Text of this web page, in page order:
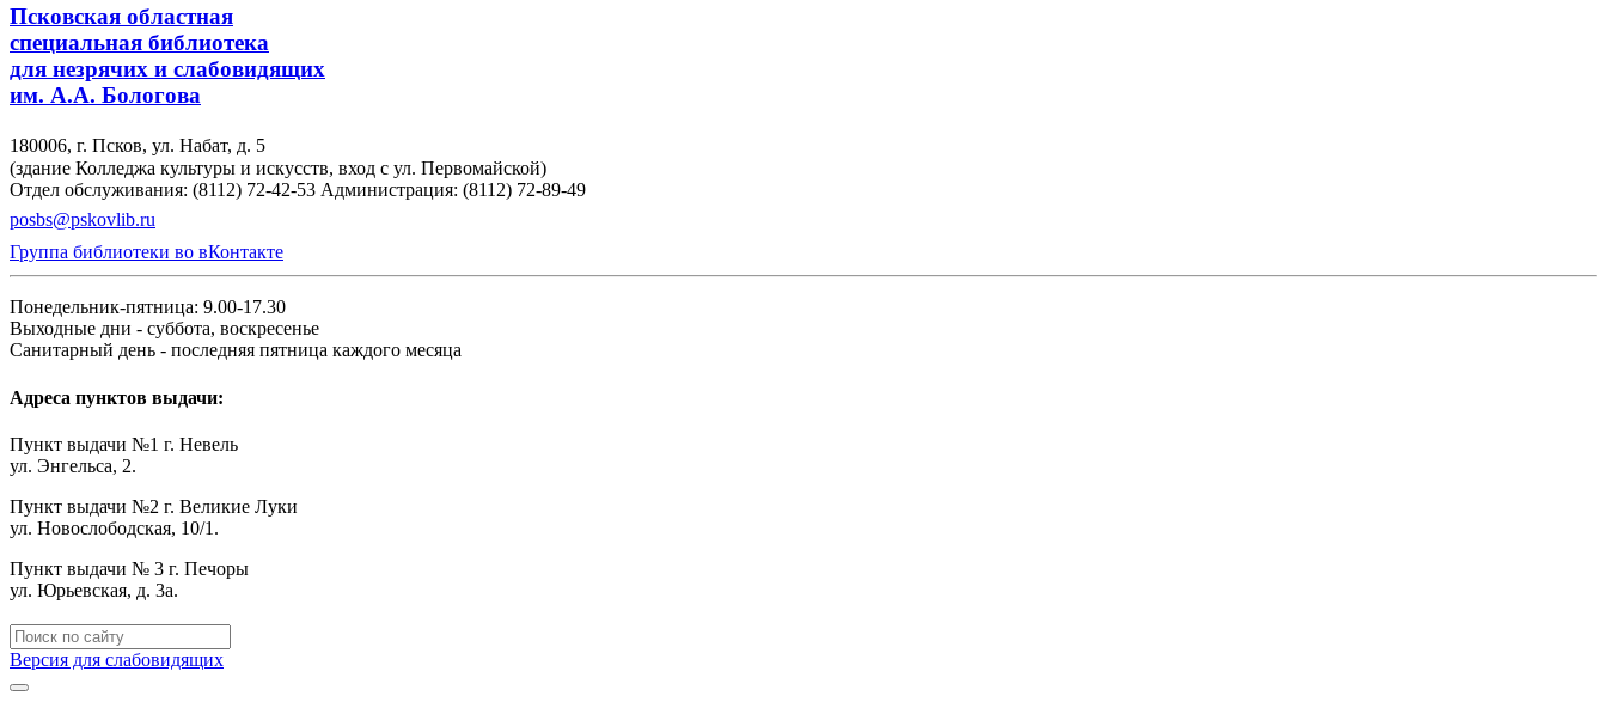
Псковская областная
специальная библиотека
для незрячих и слабовидящих
им. А.А. Бологова
180006, г. Псков, ул. Набат, д. 5
(здание Колледжа культуры и искусств, вход с ул. Первомайской)
Отдел обслуживания: (8112) 72-42-53 Администрация: (8112) 72-89-49
posbs@pskovlib.ru
Группа библиотеки во вКонтакте
Понедельник-пятница: 9.00-17.30
Выходные дни - суббота, воскресенье
Санитарный день - последняя пятница каждого месяца
Адреса пунктов выдачи:
Пункт выдачи №1 г. Невель
ул. Энгельса, 2.
Пункт выдачи №2 г. Великие Луки
ул. Новослободская, 10/1.
Пункт выдачи № 3 г. Печоры
ул. Юрьевская, д. 3а.
Версия для слабовидящих